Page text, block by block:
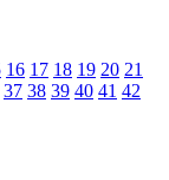
16 17 18 19 20 21
37 38 39 40 41 42